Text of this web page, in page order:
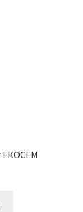
ЕКОСЕМ